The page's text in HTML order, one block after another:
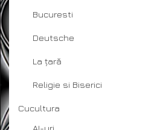
Bucuresti
Deutsche
La țară
Religie si Biserici
Cucultura
AI-uri